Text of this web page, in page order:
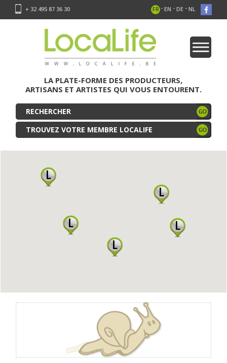
+ 32 495 87 36 30 FR - EN - DE - NL
LA PLATE-FORME DES PRODUCTEURS,
ARTISANS ET ARTISTES QUI VOUS ENTOURENT.
TROUVEZ VOTRE MEMBRE LOCALIFE